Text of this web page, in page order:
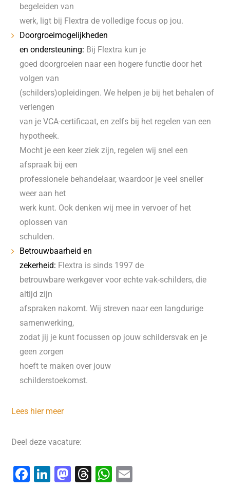
begeleiden van
werk, ligt bij Flextra de volledige focus op jou.
Doorgroeimogelijkheden
en ondersteuning: Bij Flextra kun je
goed doorgroeien naar een hogere functie door het
volgen van
(schilders)opleidingen. We helpen je bij het behalen of
verlengen
van je VCA-certificaat, en zelfs bij het regelen van een
hypotheek.
Mocht je een keer ziek zijn, regelen wij snel een
afspraak bij een
professionele behandelaar, waardoor je veel sneller
weer aan het
werk kunt. Ook denken wij mee in vervoer of het
oplossen van
schulden.
Betrouwbaarheid en
zekerheid: Flextra is sinds 1997 de
betrouwbare werkgever voor echte vak-schilders, die
altijd zijn
afspraken nakomt. Wij streven naar een langdurige
samenwerking,
zodat jij je kunt focussen op jouw schildersvak en je
geen zorgen
hoeft te maken over jouw
schilderstoekomst.
Lees hier meer
Deel deze vacature:
F
Li M T
W